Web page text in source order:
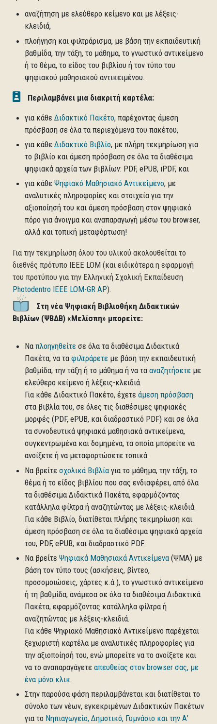
αναζήτηση με ελεύθερο κείμενο και με λέξεις-
κλειδιά,
πλοήγηση και φιλτράρισμα, με βάση την εκπαιδευτική
βαθμίδα, την τάξη, το μάθημα, το γνωστικό αντικείμενο
ή το θέμα, το είδος του βιβλίου ή τον τύπο του
ψηφιακού μαθησιακού αντικειμένου.
Περιλαμβάνει μια διακριτή καρτέλα:
για κάθε Διδακτικό Πακέτο, παρέχοντας άμεση
πρόσβαση σε όλα τα περιεχόμενα του πακέτου,
για κάθε Διδακτικό Βιβλίο, με πλήρη τεκμηρίωση για
το βιβλίο και άμεση πρόσβαση σε όλα τα διαθέσιμα
ψηφιακά αρχεία των βιβλίων: PDF, ePUB, iPDF, και
για κάθε Ψηφιακό Μαθησιακό Αντικείμενο, με
αναλυτικές πληροφορίες και στοιχεία για την
αξιοποίησή του και άμεση πρόσβαση στον ψηφιακό
πόρο για άνοιγμα και αναπαραγωγή μέσω του browser,
αλλά και τοπική μεταφόρτωση!
Για την τεκμηρίωση όλου του υλικού ακολουθείται το
διεθνές πρότυπο ΙΕΕΕ LOM (και ειδικότερα η εφαρμογή
του προτύπου για την Ελληνική Σχολική Εκπαίδευση
Photodentro IEEE LOM-GR AP).
Στη νέα Ψηφιακή Βιβλιοθήκη Διδακτικών
Βιβλίων (ΨΒΔΒ) «Μελίσπη» μπορείτε:
Να πλοηγηθείτε σε όλα τα διαθέσιμα Διδακτικά
Πακέτα, να τα φιλτράρετε με βάση την εκπαιδευτική
βαθμίδα, την τάξη ή το μάθημα ή να τα αναζητήσετε με
ελεύθερο κείμενο ή λέξεις-κλειδιά.
Για κάθε Διδακτικό Πακέτο, έχετε άμεση πρόσβαση
στα βιβλία του, σε όλες τις διαθέσιμες ψηφιακές
μορφές (PDF, ePUB, και διαδραστικό PDF) και σε όλα
τα συνοδευτικά ψηφιακά μαθησιακά αντικείμενα,
συγκεντρωμένα και δομημένα, τα οποία μπορείτε να
ανοίξετε ή να μεταφορτώσετε τοπικά.
Να βρείτε σχολικά Βιβλίαγια το μάθημα, την τάξη, το
θέμα ή το είδος βιβλίου που σας ενδιαφέρει, από όλα
τα διαθέσιμα Διδακτικά Πακέτα, εφαρμόζοντας
κατάλληλα φίλτρα ή αναζητώντας με λέξεις-κλειδιά.
Για κάθε Βιβλίο, διατίθεται πλήρης τεκμηρίωση και
άμεση πρόσβαση σε όλα τα διαθέσιμα ψηφιακά αρχεία
του, PDF, ePUB, και διαδραστικό PDF.
Να βρείτε Ψηφιακά Μαθησιακά Αντικείμενα(ΨΜΑ) με
βάση τον τύπο τους (ασκήσεις, βίντεο,
προσομοιώσεις, χάρτες κ.ά.), το γνωστικό αντικείμενο
ή τη βαθμίδα, ανάμεσα σε όλα τα διαθέσιμα Διδακτικά
Πακέτα, εφαρμόζοντας κατάλληλα φίλτρα ή
αναζητώντας με λέξεις-κλειδιά.
Για κάθε Ψηφιακό Μαθησιακό Αντικείμενο παρέχεται
ξεχωριστή καρτέλα με αναλυτικές πληροφορίες για
την αξιοποίησή του, ενώ μπορείτε να το ανοίξετε και
να το αναπαραγάγετε απευθείας στον browser σας, με
ένα μόνο κλικ.
Στην παρούσα φάση περιλαμβάνεται και διατίθεται το
σύνολο των νέων, εγκεκριμένων Διδακτικών Πακέτων
για το Νηπιαγωγείο, Δημοτικό, Γυμνάσιο και την Α’